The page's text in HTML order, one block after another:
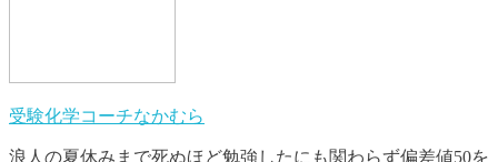
受験化学コーチなかむら
浪人の夏休みまで死ぬほど勉強したにも関わらず偏差値50を